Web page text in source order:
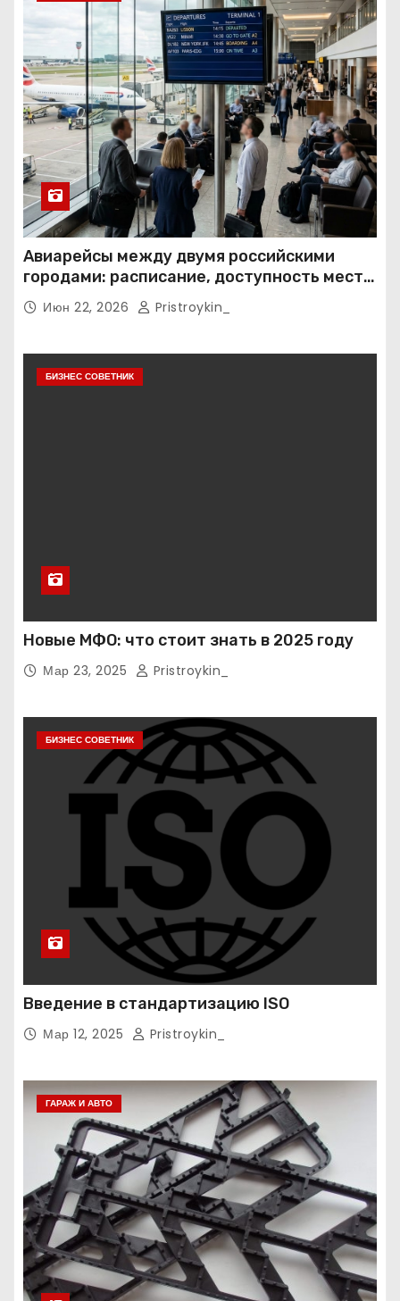
Авиарейсы между двумя российскими
городами: расписание, доступность мест и
тарифные условия
Июн 22, 2026 Pristroykin_
БИЗНЕС СОВЕТНИК
Новые МФО: что стоит знать в 2025 году
Мар 23, 2025 Pristroykin_
БИЗНЕС СОВЕТНИК
Введение в стандартизацию ISO
Мар 12, 2025 Pristroykin_
ГАРАЖ И АВТО